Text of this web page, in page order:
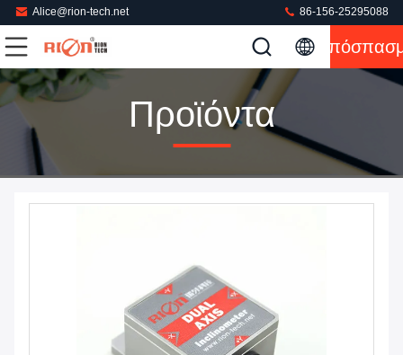
Alice@rion-tech.net 86-156-25295088
Προϊόντα